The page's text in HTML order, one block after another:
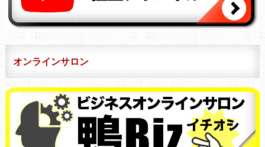
オンラインサロン